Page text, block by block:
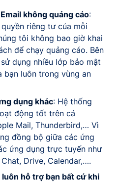
không quảng cáo:
riêng tư của mỗi
tôi không bao giờ khai
để chạy quảng cáo. Bên
dụng nhiều lớp bảo mật
bạn luôn trong vùng an
dụng khác: Hệ thống
động tốt trên cả
Mail, Thunderbird,… Vì
đồng bộ giữa các ứng
ứng dụng trực tuyến như
Drive, Calendar,….
hỗ trợ bạn bất cứ khi